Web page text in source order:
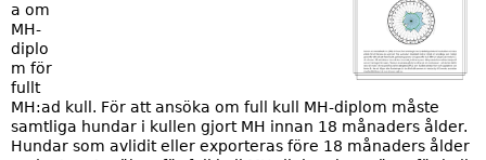
p
l
a om
MH-
diplo
m för
fullt
MH:ad kull. För att ansöka om full kull MH-diplom måste
samtliga hundar i kullen gjort MH innan 18 månaders ålder.
Hundar som avlidit eller exporteras före 18 månaders ålder